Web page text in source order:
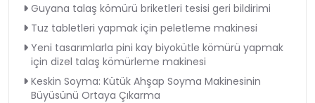
Guyana talaş kömürü briketleri tesisi geri bildirimi
Tuz tabletleri yapmak için peletleme makinesi
Yeni tasarımlarla pini kay biyokütle kömürü yapmak
için dizel talaş kömürleme makinesi
Keskin Soyma: Kütük Ahşap Soyma Makinesinin
Büyüsünü Ortaya Çıkarma